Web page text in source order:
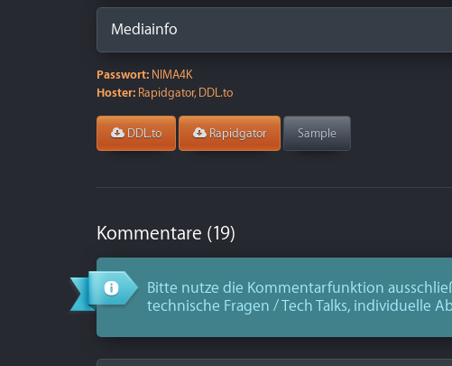
Mediainfo
Passwort: NIMA4K
Hoster: Rapidgator, DDL.to
DDL.to Rapidgator Sample
Kommentare (19)
Bitte nutze die Kommentarfunktion
technische Fragen / Tech Talks, individuelle